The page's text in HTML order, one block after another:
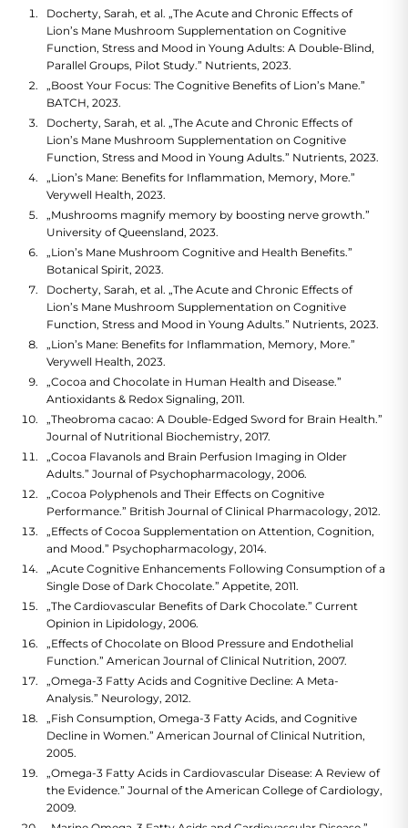
Docherty, Sarah, et al. „The Acute and Chronic Effects of
Lion’s Mane Mushroom Supplementation on Cognitive
Function, Stress and Mood in Young Adults: A Double-Blind,
Parallel Groups, Pilot Study.” Nutrients, 2023.
„Boost Your Focus: The Cognitive Benefits of Lion’s Mane.”
BATCH, 2023.
Docherty, Sarah, et al. „The Acute and Chronic Effects of
Lion’s Mane Mushroom Supplementation on Cognitive
Function, Stress and Mood in Young Adults.” Nutrients, 2023.
„Lion’s Mane: Benefits for Inflammation, Memory, More.”
Verywell Health, 2023.
„Mushrooms magnify memory by boosting nerve growth.”
University of Queensland, 2023.
„Lion’s Mane Mushroom Cognitive and Health Benefits.”
Botanical Spirit, 2023.
Docherty, Sarah, et al. „The Acute and Chronic Effects of
Lion’s Mane Mushroom Supplementation on Cognitive
Function, Stress and Mood in Young Adults.” Nutrients, 2023.
„Lion’s Mane: Benefits for Inflammation, Memory, More.”
Verywell Health, 2023.
„Cocoa and Chocolate in Human Health and Disease.”
Antioxidants & Redox Signaling, 2011.
„Theobroma cacao: A Double-Edged Sword for Brain Health.”
Journal of Nutritional Biochemistry, 2017.
„Cocoa Flavanols and Brain Perfusion Imaging in Older
Adults.” Journal of Psychopharmacology, 2006.
„Cocoa Polyphenols and Their Effects on Cognitive
Performance.” British Journal of Clinical Pharmacology, 2012.
„Effects of Cocoa Supplementation on Attention, Cognition,
and Mood.” Psychopharmacology, 2014.
„Acute Cognitive Enhancements Following Consumption of a
Single Dose of Dark Chocolate.” Appetite, 2011.
„The Cardiovascular Benefits of Dark Chocolate.” Current
Opinion in Lipidology, 2006.
„Effects of Chocolate on Blood Pressure and Endothelial
Function.” American Journal of Clinical Nutrition, 2007.
„Omega-3 Fatty Acids and Cognitive Decline: A Meta-
Analysis.” Neurology, 2012.
„Fish Consumption, Omega-3 Fatty Acids, and Cognitive
Decline in Women.” American Journal of Clinical Nutrition,
2005.
„Omega-3 Fatty Acids in Cardiovascular Disease: A Review of
the Evidence.” Journal of the American College of Cardiology,
2009.